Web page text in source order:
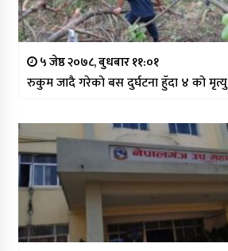
५ जेष्ठ २०७८, बुधबार ११:०१
रुकुम जादै गरेको बस दुर्घटना हुँदा ४ को मृत्यु